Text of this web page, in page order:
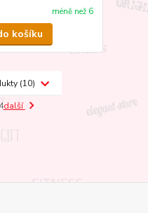
méně než 6
košíku
(10)
další